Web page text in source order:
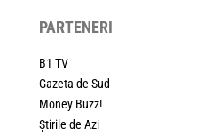
PARTENERI
B1 TV
Gazeta de Sud
Money Buzz!
Știrile de Azi